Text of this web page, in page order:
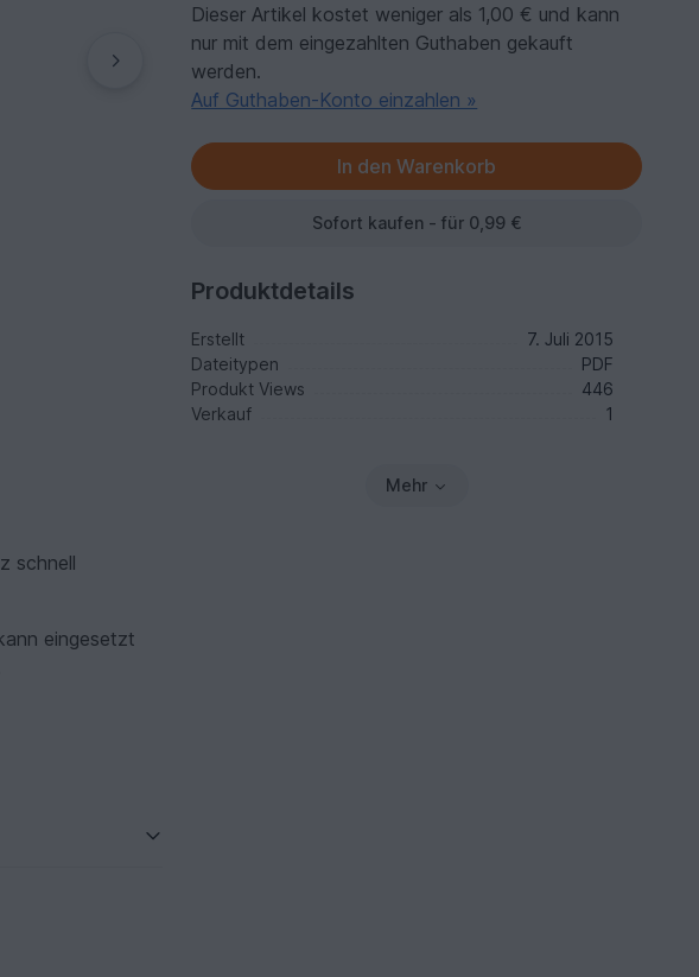
schnell
eingesetzt
Dieser Artikel kostet weniger als 1,00 € und kann
nur mit dem eingezahlten Guthaben gekauft
werden.
Auf Guthaben-Konto einzahlen »
Sofort kaufen - für 0,99 €
Produktdetails
Erstellt
7. Juli 2015
Dateitypen
PDF
Produkt Views
446
Verkauf
1
Mehr